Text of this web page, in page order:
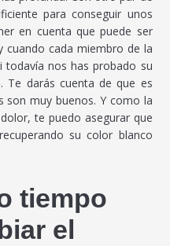
para conseguir unos
en cuenta que puede ser
cuando cada miembro de la
todavía nos has probado su
Te darás cuenta de que es
son muy buenos. Y como la
te puedo asegurar que
su color blanco
tiempo
el